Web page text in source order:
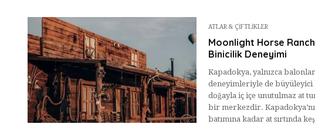
ATLAR & ÇIFTLIKLER
Moonlight Horse
Binicilik Deneyimi
Kapadokya, yalnızca
deneyimleriyle de büyüleyici
doğayla iç içe unutulmaz at
bir merkezdir.
batımına kadar at sırtında